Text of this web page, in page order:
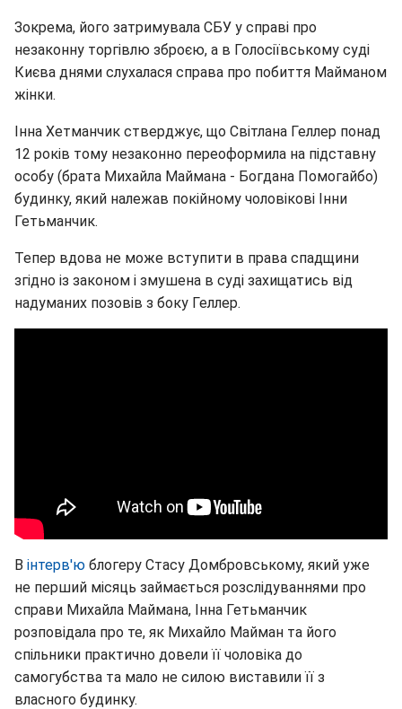
Зокрема, його затримувала СБУ у справі про
незаконну торгівлю зброєю, а в Голосіївському суді
Києва днями слухалася справа про побиття Майманом
жінки.
Інна Хетманчик стверджує, що Світлана Геллер понад
12 років тому незаконно переоформила на підставну
особу (брата Михайла Маймана - Богдана Помогайбо)
будинку, який належав покійному чоловікові Інни
Гетьманчик.
Тепер вдова не може вступити в права спадщини
згідно із законом і змушена в суді захищатись від
надуманих позовів з боку Геллер.
В інтерв'ю блогеру Стасу Домбровському, який уже
не перший місяць займається розслідуваннями про
справи Михайла Маймана, Інна Гетьманчик
розповідала про те, як Михайло Майман та його
спільники практично довели її чоловіка до
самогубства та мало не силою виставили її з
власного будинку.